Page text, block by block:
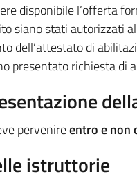
disponibile l’offerta
siano stati autorizzati
dell’attestato di
presentato richiesta di
pervenireentro e
istruttorie